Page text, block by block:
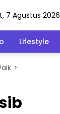
7 Agustus 2026
Lifestyle